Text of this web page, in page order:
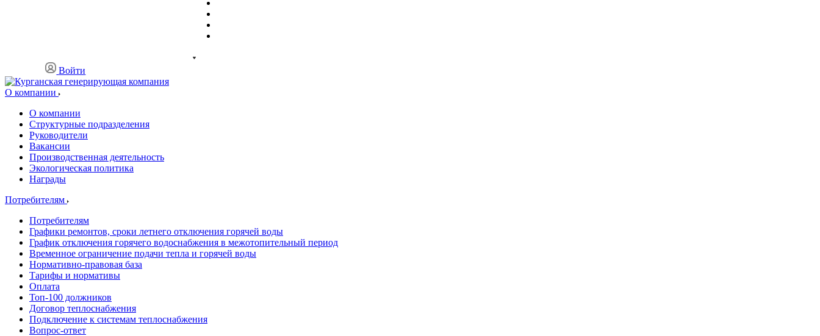
Войти
О компании
О компании
Структурные подразделения
Руководители
Вакансии
Производственная деятельность
Экологическая политика
Награды
Потребителям
Потребителям
Графики ремонтов, сроки летнего отключения горячей воды
График отключения горячего водоснабжения в межотопительный период
Временное ограничение подачи тепла и горячей воды
Нормативно-правовая база
Тарифы и нормативы
Оплата
Топ-100 должников
Договор теплоснабжения
Подключение к системам теплоснабжения
Вопрос-ответ